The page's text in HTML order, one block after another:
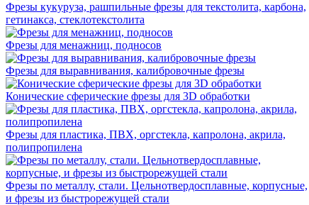
Фрезы кукуруза, рашпильные фрезы для текстолита, карбона,
гетинакса, стеклотекстолита
Фрезы для менажниц, подносов
Фрезы для выравнивания, калибровочные фрезы
Конические сферические фрезы для 3D обработки
Фрезы для пластика, ПВХ, оргстекла, капролона, акрила,
полипропилена
Фрезы по металлу, стали. Цельнотвердосплавные, корпусные,
и фрезы из быстрорежущей стали